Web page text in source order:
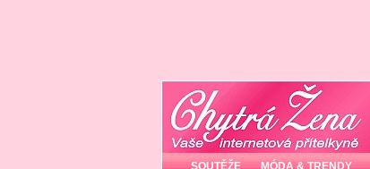
SOUTĚŽE MÓDA & TRENDY